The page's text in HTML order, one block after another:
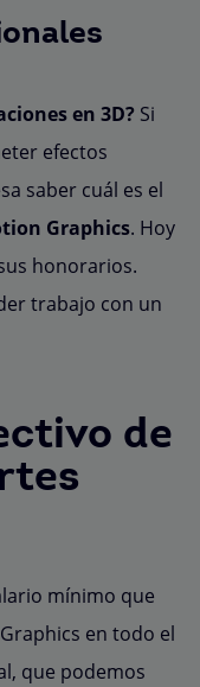
en 3D? Si
efectos
saber cuál es el
Graphics. Hoy
honorarios.
trabajo con un
de
mínimo que
en todo el
que podemos